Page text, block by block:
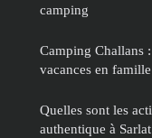
camping
Camping Challans
vacances en famille
Quelles sont les
authentique à